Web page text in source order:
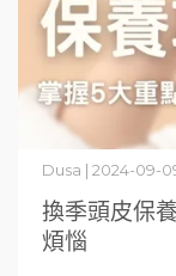
換季頭皮保
煩惱
Dusa | 2024-09-